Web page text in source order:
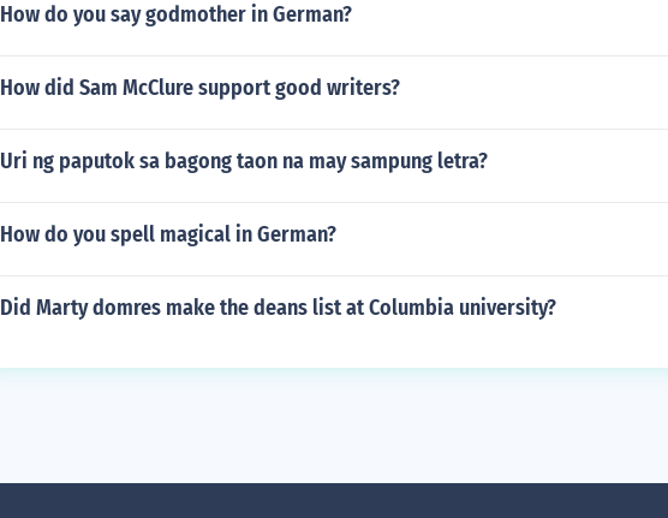
How do you say godmother in German?
How did Sam McClure support good writers?
Uri ng paputok sa bagong taon na may sampung letra?
How do you spell magical in German?
Did Marty domres make the deans list at Columbia university?